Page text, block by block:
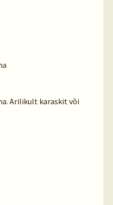
Arilikult karaskit või